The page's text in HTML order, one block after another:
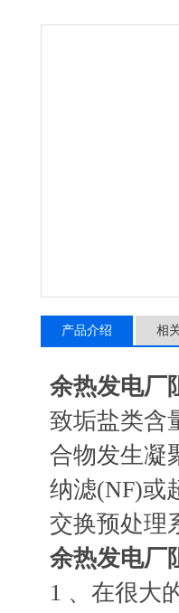
产品介绍 相
余热发电厂
致垢盐类含
合物发生凝
纳滤(NF)或
交换预处理
余热发电厂
1 、在很大